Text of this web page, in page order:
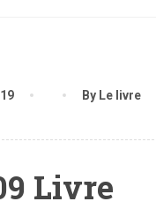
By Le livre
Livre